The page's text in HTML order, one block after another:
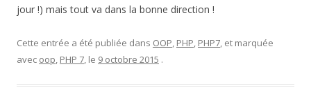
jour !) mais tout va dans la bonne direction !
Cette entrée a été publiée dans OOP, PHP, PHP7, et marquée
avec oop, PHP 7, le 9 octobre 2015 .